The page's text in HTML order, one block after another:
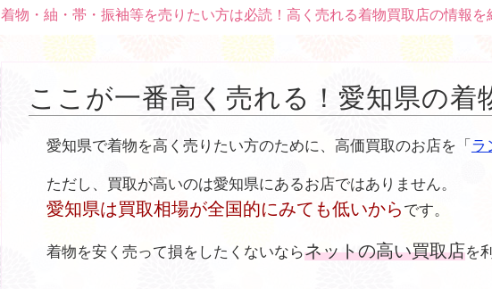
着物・紬・帯・振袖等を売りたい方は必読！高く売れる着物買取店の情報を
ここが一番高く売れる！愛知県の着
愛知県で着物を高く売りたい方のために、高価買取のお店を「 ラ
ただし、買取が高いのは愛知県にあるお店ではありません。
愛知県は買取相場が全国的にみても低いから です。
着物を安く売って損をしたくないならネットの高い買取店を